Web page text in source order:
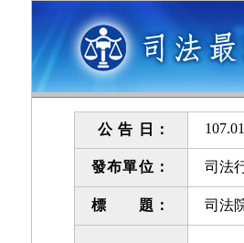
公 告 日：
發布單位： 司法
標 題： 司法